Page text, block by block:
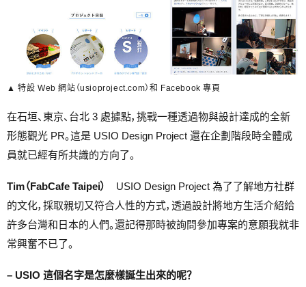
▲ 特設 Web 網站（usioproject.com）和 Facebook 專頁
在石垣、東京、台北 3 處據點，挑戰一種透過物與設計達成的全新
形態觀光 PR。這是 USIO Design Project 還在企劃階段時全體成
員就已經有所共識的方向了。
Tim（FabCafe Taipei） USIO Design Project 為了了解地方社群
的文化，採取親切又符合人性的方式，透過設計將地方生活介紹給
許多台灣和日本的人們。還記得那時被詢問參加專案的意願我就非
常興奮不已了。
– USIO 這個名字是怎麼樣誕生出來的呢？